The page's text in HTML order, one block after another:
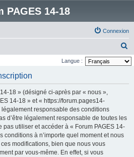
PAGES 14-18
Connexion
e
Langue :
18 » (désigné ci-après par « nous »,
14-18 » et « https://forum.pages14-
légalement responsable des conditions
d’être légalement responsable de toutes les
utiliser et accéder à « Forum PAGES 14-
conditions à n’importe quel moment et nous
modifications, bien que nous vous
par vous-même. En effet, si vous